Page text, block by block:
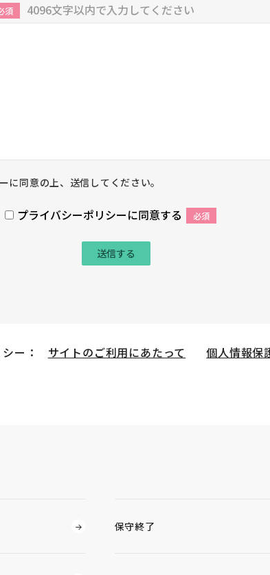
須 4096文字以内で入力してください
に同意の上、送信してください。
プライバシーポリシーに同意する 必須
ー： サイトのご利用にあたって 個人情報保
保守終了